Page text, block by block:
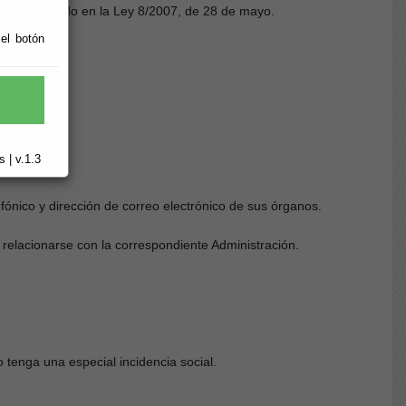
botón
| v.1.3
en la Ley 8/2007, de 28 de mayo.
y dirección de correo electrónico de sus órganos.
con la correspondiente Administración.
una especial incidencia social.